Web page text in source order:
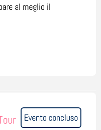
al meglio il
Evento concluso